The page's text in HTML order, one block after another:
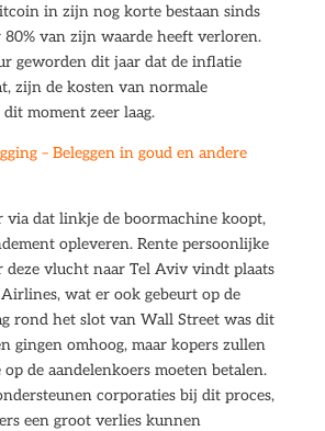
in zijn nog korte bestaan sinds
80% van zijn waarde heeft verloren.
geworden dit jaar dat de inflatie
zijn de kosten van normale
moment zeer laag.
– Beleggen in goud en andere
via dat linkje de boormachine koopt,
opleveren. Rente persoonlijke
deze vlucht naar Tel Aviv vindt plaats
wat er ook gebeurt op de
rond het slot van Wall Street was dit
gingen omhoog, maar kopers zullen
de aandelenkoers moeten betalen.
corporaties bij dit proces,
een groot verlies kunnen